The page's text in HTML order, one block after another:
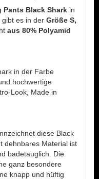
Pants Black Shark in
gibt es in der Größe S,
aus 80% Polyamid
in der Farbe
hochwertige
Look, Made in
diese Black
dehnbares Material ist
badetauglich. Die
ganz besondere
knapp und hüftig